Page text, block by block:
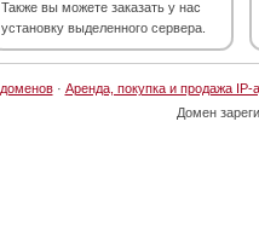
Также вы можете заказать у нас
установку выделенного сервера.
· Аренда, покупка и продажа IP-
Домен